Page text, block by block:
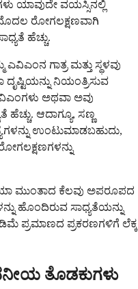
ಯಾವುದೇ ವಯಸ್ಸಿನಲ್ಲಿ
ರೋಗಲಕ್ಷಣವಾಗಿ
ಹೆಚ್ಚು.
ಗಾತ್ರ ಮತ್ತು ಸ್ಥಳವು
ನಿಯಂತ್ರಿಸುವ
ಅಥವಾ ಅವು
ಆದಾಗ್ಯೂ, ಸಣ್ಣ
ಉಂಟುಮಾಡಬಹುದು,
ಮುಂತಾದ ಕೆಲವು ಅಪರೂಪದ
ಹೊಂದಿರುವ ಸಾಧ್ಯತೆಯನ್ನು
ಪ್ರಮಾಣದ ಪ್ರಕರಣಗಳಿಗೆ ಲೆಕ್ಕ
ತೊಡಕುಗಳು